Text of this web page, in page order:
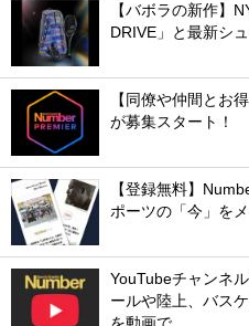
【バボラの新作】
DRIVE」と最新シ
【同僚や仲間とお
が募集スタート！
【登録無料】
ポーツの「今」を
YouTubeチャンネ
ールや陸上、バス